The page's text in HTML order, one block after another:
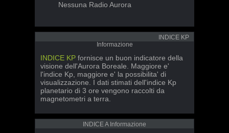
Nessuna Radio Aurora
INDICE KP
Informazione
INDICE KP fornisce un buon indicatore della
visione dell'Aurora Boreale. Maggiore e'
l'indice Kp, maggiore e' la possibilita' di
visualizzazione. I dati stimati dell'indice Kp
planetario di 3 ore vengono raccolti da
magnetometri a terra.
INDICE A Informazione